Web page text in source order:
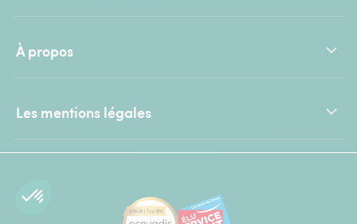
À propos
Les mentions légales